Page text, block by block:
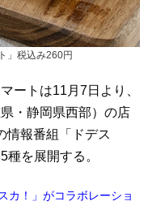
」税込み260円
ートは11月7日より、
・静岡県西部）の店
情報番組「ドデス
を展開する。
カ！」がコラボレーショ